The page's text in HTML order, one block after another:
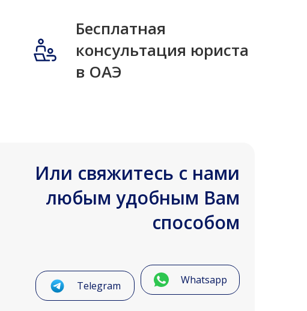
Бесплатная
консультация юриста
в ОАЭ
Или свяжитесь с нами
любым удобным Вам
способом
Telegram Whatsapp